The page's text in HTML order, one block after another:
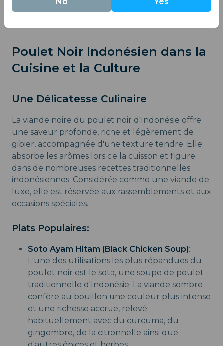
Poulet Noir Indonésien dans la
Cuisine et la Culture
Une Délicatesse Culinaire
La viande noire du poulet noir d'Indonésie offre
une saveur profonde, riche et légèrement de
gibier, accompagnée d'une texture tendre. Elle
absorbe les arômes lors de la cuisson et figure
dans de nombreuses recettes traditionnelles
indonésiennes. Considérée comme une viande de
luxe, elle est réservée aux rassemblements et aux
occasions spéciales.
Plats Populaires:
Soto Ayam Hitam (Black Chicken Soup):
L'une des utilisations les plus répandues du
poulet noir est le soto, une soupe de poulet
traditionnelle d'Indonésie. La viande sombre
confère au bouillon une couleur plus intense
et une richesse accrue, relevé
habituellement avec du curcuma, du
gingembre, de la citronnelle ainsi que